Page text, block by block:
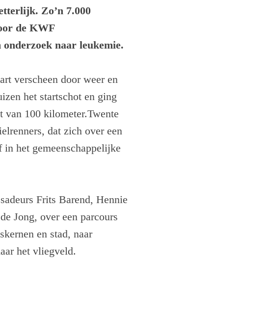
Zo’n 7.000
de KWF
naar leukemie.
verscheen door weer en
het startschot en ging
van 100 kilometer.Twente
dat zich over een
het gemeenschappelijke
Frits Barend, Hennie
Jong, over een parcours
en stad, naar
het vliegveld.